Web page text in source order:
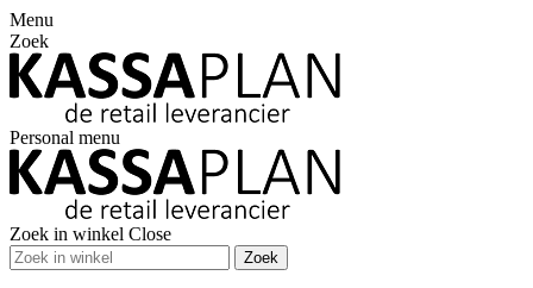
Menu
Zoek
Personal menu
Zoek in winkel Close
Zoek